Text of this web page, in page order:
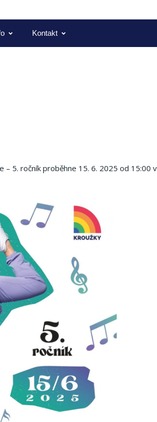
Kontakt
5. ročník proběhne 15. 6. 2025 od 15:00 v